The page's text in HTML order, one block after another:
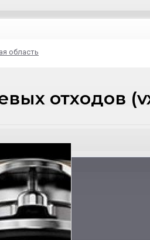
область
отходов